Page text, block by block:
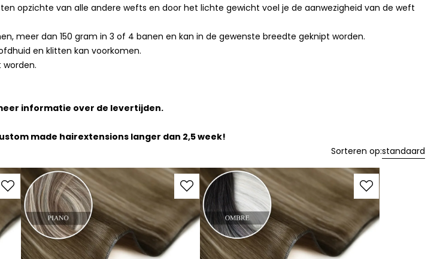
opzichte van alle andere wefts en door het lichte gewicht voel je de aanwezigheid van de weft
meer dan 150 gram in 3 of 4 banen en kan in de gewenste breedte geknipt worden.
en klitten kan voorkomen.
informatie over de levertijden.
made hairextensions langer dan 2,5 week!
Sorteren op:standaard